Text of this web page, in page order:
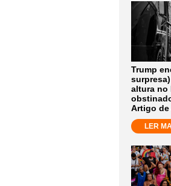
Trump
altura no
Artigo de
LER